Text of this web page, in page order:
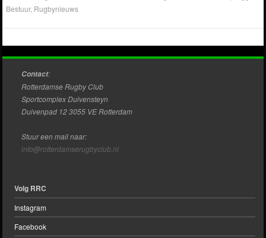
Bestuur, Rugbynieuws
Contact:
Rotterdamse Rugby Club
Sportcomplex Duivensteyn
Duivenpad 12 3055 VE Rotterdam
Stuur een mail naar:
info@rotterdamserugbyclub.nl
Volg RRC
Instagram
Facebook